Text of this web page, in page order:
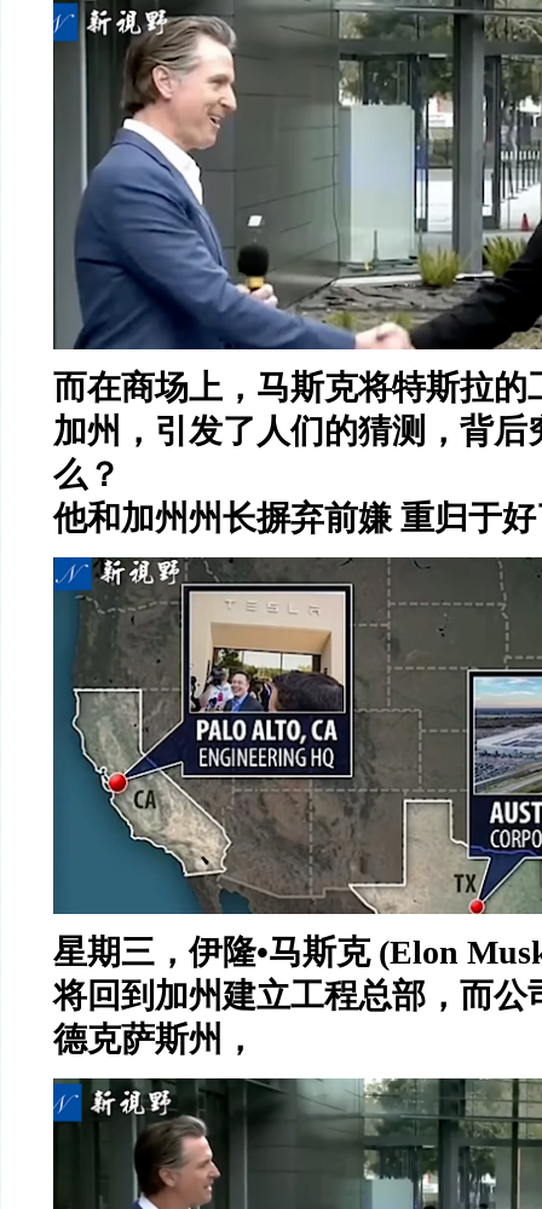
而在商场上，马斯克将特斯拉的
加州，引发了人们的猜测，背后
么？
他和加州州长摒弃前嫌 重归于
星期三，伊隆•马斯克(Elon
将回到加州建立工程总部，而公
德克萨斯州，